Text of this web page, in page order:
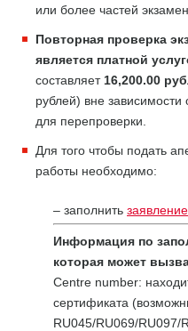
или более частей
Повторная проверка
является платной
составляет 16,200.00
рублей) вне зависимости
для перепроверки.
Для того чтобы подать
работы необходимо:
– заполнить заявление
Информация по
которая может
Centre number:
сертификата
RU045/RU069/RU097/